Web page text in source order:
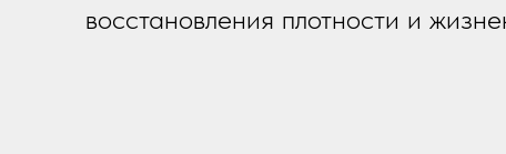
восстановления плотности и